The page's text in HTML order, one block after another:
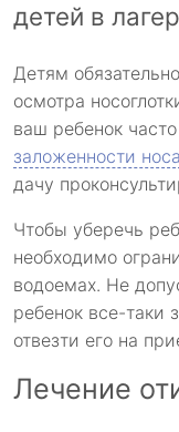
детей в
Детям
осмотра
ваш ребенок
заложенности носа
дачу
Чтобы уберечь
необходимо
водоемах. Не
ребенок все-таки
отвезти его на
Лечение